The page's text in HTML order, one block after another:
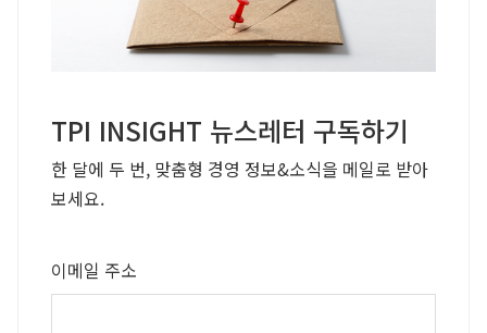
TPI INSIGHT 뉴스레터 구독하기
한 달에 두 번, 맞춤형 경영 정보&소식을 메일로 받아
보세요.
이메일 주소